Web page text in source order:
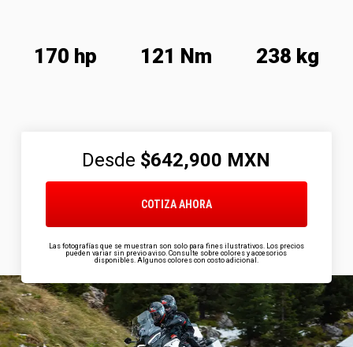
170 hp 121 Nm 238 kg
Desde $642,900 MXN
COTIZA AHORA
Las fotografías que se muestran son solo para fines ilustrativos. Los precios
pueden variar sin previo aviso. Consulte sobre colores y accesorios
disponibles. Algunos colores con costo adicional.